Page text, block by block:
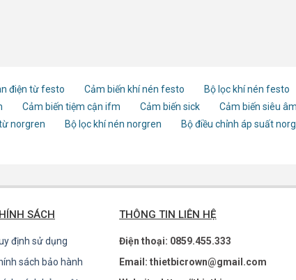
điện từ festo Cảm biến khí nén festo Bộ lọc khí nén festo
Cảm biến tiệm cận ifm Cảm biến sick
Cảm biến siêu
norgren Bộ lọc khí nén norgren
Bộ điều chỉnh áp suất
SÁCH
định sử dụng
sách bảo hành
THÔNG TIN LIÊN HỆ
Điện thoại: 0859.455.333
Email: thietbicrown@gmail.com